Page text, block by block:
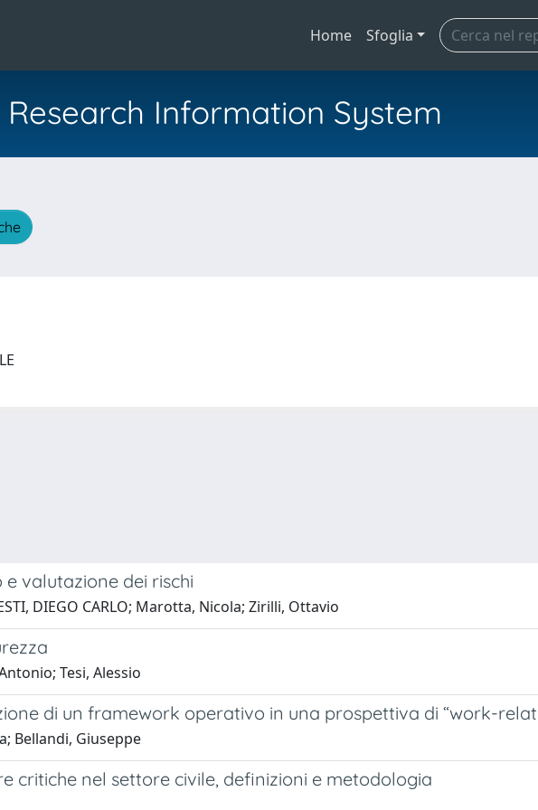
Home Sfoglia
Information System
valutazione dei rischi
DIEGO CARLO; Marotta, Nicola; Zirilli, Ottavio
Tesi, Alessio
di un framework operativo in una prospettiva di “work-
Bellandi, Giuseppe
critiche nel settore civile, definizioni e metodologia